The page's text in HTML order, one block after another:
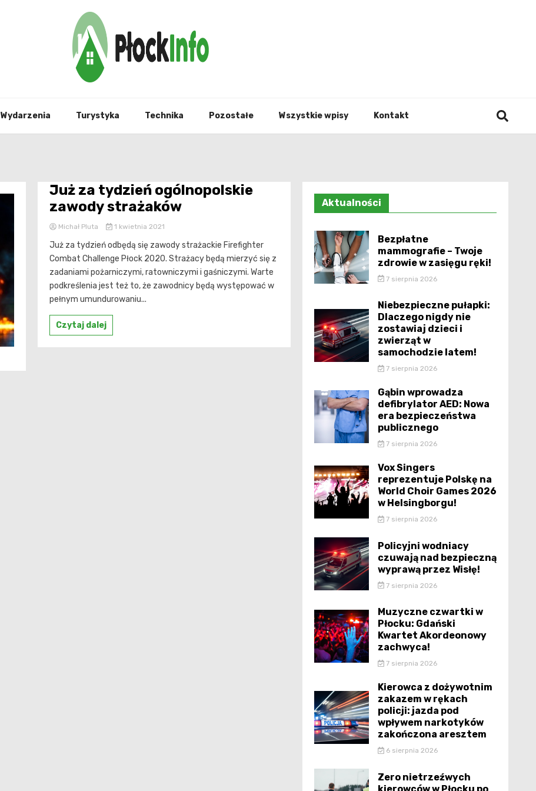
Wydarzenia Turystyka Technika Pozostałe Wszystkie wpisy Kontakt
Już za tydzień ogólnopolskie
zawody strażaków
Michał Pluta 1 kwietnia 2021
Już za tydzień odbędą się zawody strażackie Firefighter
Combat Challenge Płock 2020. Strażacy będą mierzyć się z
zadaniami pożarniczymi, ratowniczymi i gaśniczymi. Warte
podkreślenia jest też to, że zawodnicy będą występować w
pełnym umundurowaniu...
Czytaj dalej
Aktualności
Bezpłatne
mammografie – Twoje
zdrowie w zasięgu ręki!
7 sierpnia 2026
Niebezpieczne pułapki:
Dlaczego nigdy nie
zostawiaj dzieci i
zwierząt w
samochodzie latem!
7 sierpnia 2026
Gąbin wprowadza
defibrylator AED: Nowa
era bezpieczeństwa
publicznego
7 sierpnia 2026
Vox Singers
reprezentuje Polskę na
World Choir Games 2026
w Helsingborgu!
7 sierpnia 2026
Policyjni wodniacy
czuwają nad bezpieczną
wyprawą przez Wisłę!
7 sierpnia 2026
Muzyczne czwartki w
Płocku: Gdański
Kwartet Akordeonowy
zachwyca!
7 sierpnia 2026
Kierowca z dożywotnim
zakazem w rękach
policji: jazda pod
wpływem narkotyków
zakończona aresztem
6 sierpnia 2026
Zero nietrzeźwych
kierowców w Płocku po